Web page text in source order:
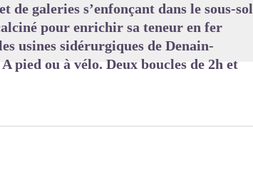
galeries s’enfonçant dans le sous-sol
pour enrichir sa teneur en fer
usines sidérurgiques de Denain-
pied ou à vélo. Deux boucles de 2h et